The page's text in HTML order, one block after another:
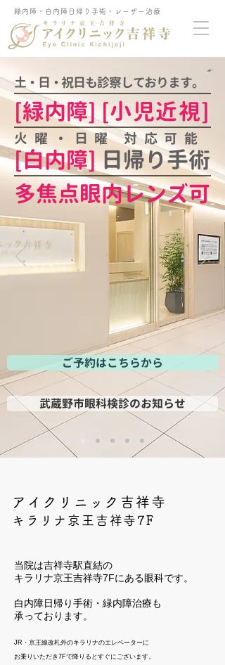
緑内障・白内障日帰り手術・レーザー治療
お知らせ
アイクリニック吉祥寺から様々な情報を発信い
たします。
土・日・祝日も診察しております。
[緑内障] [小児近視]
火曜・日曜 対応可能
​[白内障]日帰り手術
多焦点眼内レンズ可
ご予約はこちらから
武蔵野市眼科検診のお知らせ
アイクリニック吉祥寺
キラリナ京王吉祥寺7F
当院は吉祥寺駅直結の
キラリナ京王吉祥寺7Fにある眼科です。
白内障日帰り手術・緑内障治療も
承っております。
JR・京王線改札外のキラリナのエレベーターに
お乗りいただき7Fで降りるとすぐにございます。